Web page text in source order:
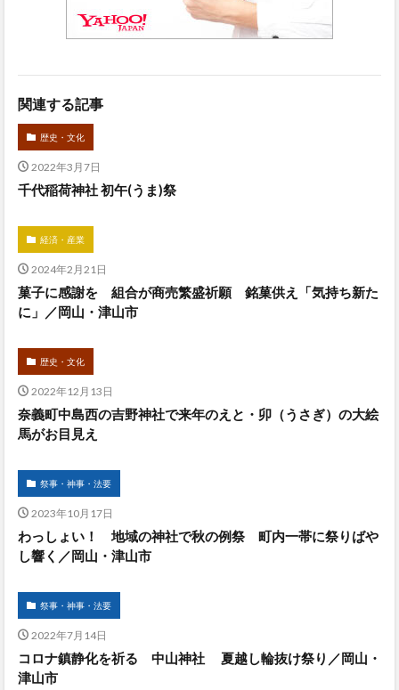
関連する記事
歴史・文化
2022年3月7日
千代稲荷神社 初午(うま)祭
経済・産業
2024年2月21日
菓子に感謝を 組合が商売繁盛祈願 銘菓供え「気持ち新た
に」／岡山・津山市
歴史・文化
2022年12月13日
奈義町中島西の吉野神社で来年のえと・卯（うさぎ）の大絵
馬がお目見え
祭事・神事・法要
2023年10月17日
わっしょい！ 地域の神社で秋の例祭 町内一帯に祭りばや
し響く／岡山・津山市
祭事・神事・法要
2022年7月14日
コロナ鎮静化を祈る 中山神社 夏越し輪抜け祭り／岡山・
津山市